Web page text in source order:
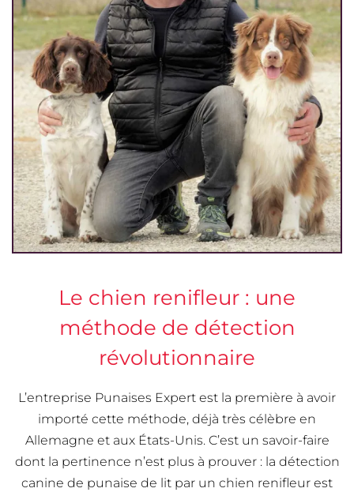
Le chien renifleur : une
méthode de détection
révolutionnaire
L’entreprise Punaises Expert est la première à avoir
importé cette méthode, déjà très célèbre en
Allemagne et aux États-Unis. C’est un savoir-faire
dont la pertinence n’est plus à prouver : la détection
canine de punaise de lit par un chien renifleur est